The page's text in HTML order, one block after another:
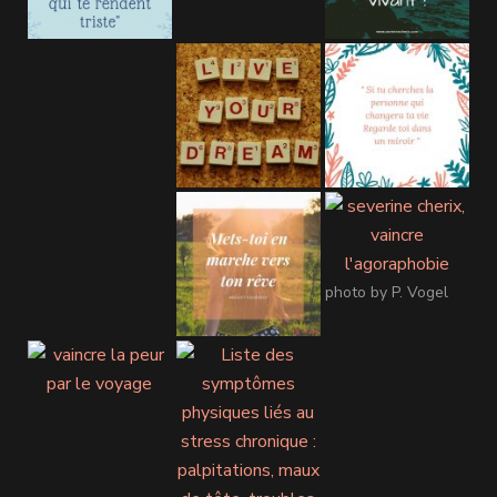
photo by P. Vogel